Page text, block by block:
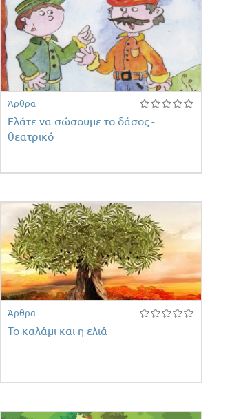
Άρθρα
Ελάτε να σώσουμε το δάσος -
θεατρικό
Άρθρα
Το καλάμι και η ελιά